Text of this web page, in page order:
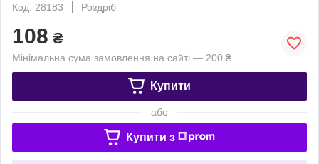
Код: 28183
Роздріб
108 ₴
Мінімальна сума замовлення на сайті — 200 ₴
Купити
або
Купити з